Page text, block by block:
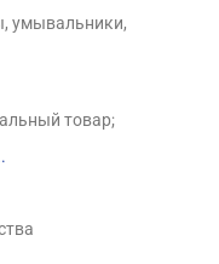
умывальники,
товар;